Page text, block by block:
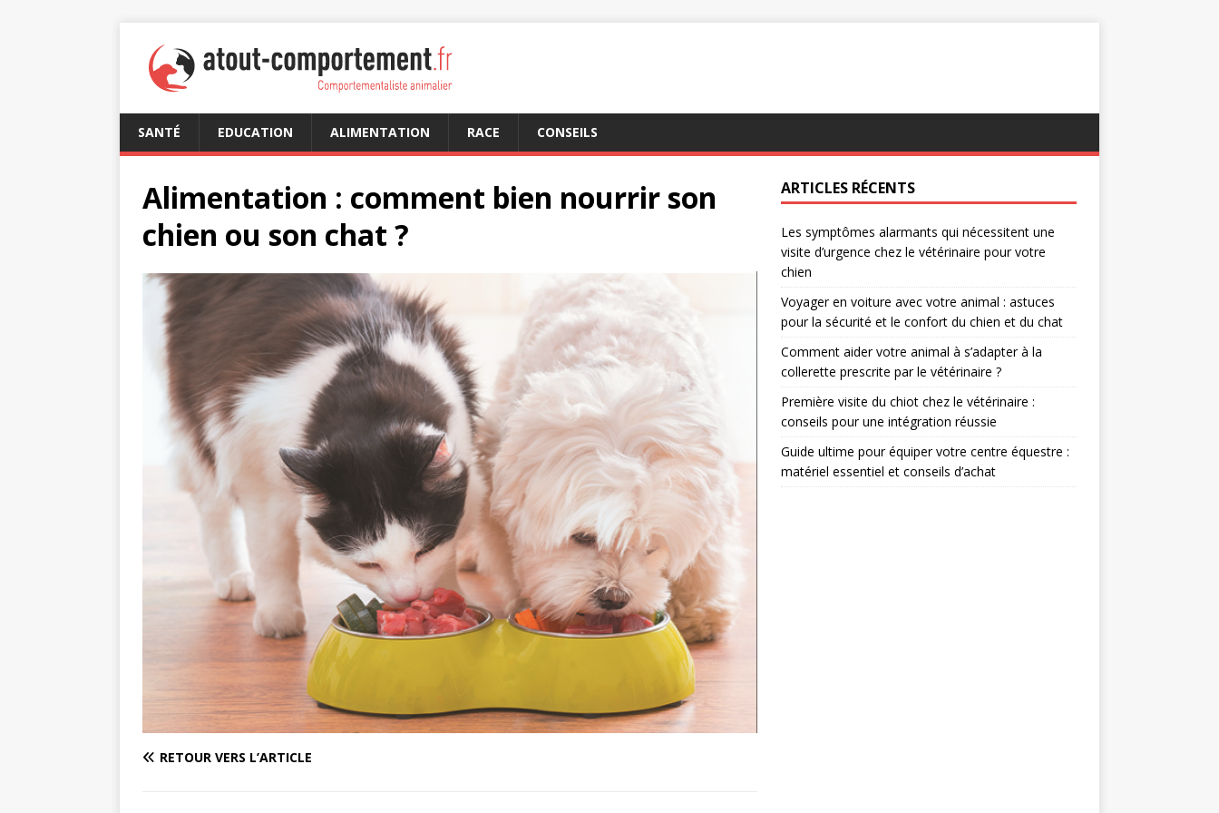
SANTÉ EDUCATION ALIMENTATION RACE CONSEILS
Alimentation : comment bien nourrir son
chien ou son chat ?
RETOUR VERS L’ARTICLE
ARTICLES RÉCENTS
Les symptômes alarmants qui nécessitent une
visite d’urgence chez le vétérinaire pour votre
chien
Voyager en voiture avec votre animal : astuces
pour la sécurité et le confort du chien et du chat
Comment aider votre animal à s’adapter à la
collerette prescrite par le vétérinaire ?
Première visite du chiot chez le vétérinaire :
conseils pour une intégration réussie
Guide ultime pour équiper votre centre équestre :
matériel essentiel et conseils d’achat